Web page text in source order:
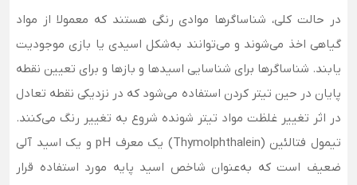
در حالت کلی، شناساگرها موادی رنگی هستند که معمولا از مواد
گیاهی اخذ می‌شوند و می‌توانند به‌شکل اسیدی یا بازی موجودیت
یابند. شناساگرها برای شناسایی اسیدها و بازها و برای تعیین نقطه
پایان در حین تیتر کردن استفاده می‌شود که در نزدیکی نقطه تعادل
در اثر تغییر غلظت مواد تیتر شونده شروع به تغییر رنگ می‌کنند.
تیمول فتالئین (Thymolphthalein) یک معرف pH و یک اسید آلی
ضعیف است که به‌عنوان شاخص اسید پایه مورد استفاده قرار